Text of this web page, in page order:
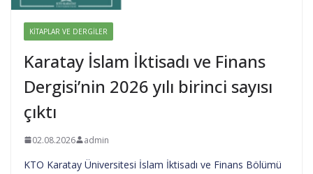
KITAPLAR VE DERGILER
Karatay İslam İktisadı ve Finans
Dergisi’nin 2026 yılı birinci sayısı
çıktı
02.08.2026 admin
KTO Karatay Üniversitesi İslam İktisadı ve Finans Bölümü